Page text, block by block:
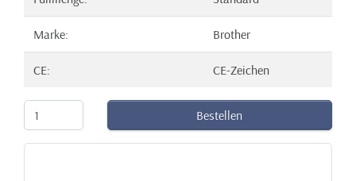
Marke: Brother
CE: CE-Zeichen
Bestellen